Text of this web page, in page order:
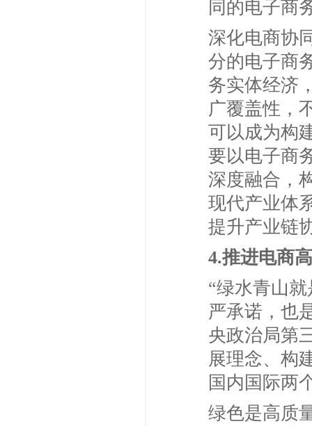
同的电子商
深化电商协
分的电子商
务实体经济
广覆盖性，
可以成为构
要以电子商
深度融合，
现代产业体
提升产业链
4.推进电商
“绿水青山
严承诺，也
央政治局第
展理念、构
国内国际两
绿色是高质